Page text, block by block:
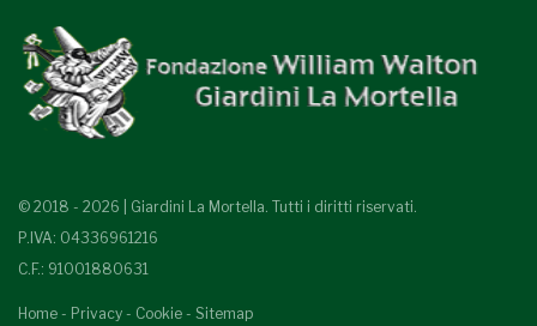
© 2018 - 2026 | Giardini La Mortella. Tutti i diritti riservati.
P.IVA: 04336961216
C.F.: 91001880631
Home - Privacy - Cookie - Sitemap